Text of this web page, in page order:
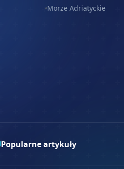
Morze Adriatyckie
Popularne artykuły